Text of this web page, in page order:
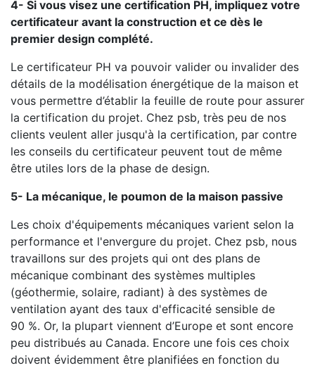
4- Si vous visez une certification PH, impliquez votre
certificateur avant la construction et ce dès le
premier design complété.
Le certificateur PH va pouvoir valider ou invalider des
détails de la modélisation énergétique de la maison et
vous permettre d’établir la feuille de route pour assurer
la certification du projet. Chez psb, très peu de nos
clients veulent aller jusqu'à la certification, par contre
les conseils du certificateur peuvent tout de même
être utiles lors de la phase de design.
5- La mécanique, le poumon de la maison passive
Les choix d'équipements mécaniques varient selon la
performance et l'envergure du projet. Chez psb, nous
travaillons sur des projets qui ont des plans de
mécanique combinant des systèmes multiples
(géothermie, solaire, radiant) à des systèmes de
ventilation ayant des taux d'efficacité sensible de
90 %. Or, la plupart viennent d’Europe et sont encore
peu distribués au Canada. Encore une fois ces choix
doivent évidemment être planifiées en fonction du